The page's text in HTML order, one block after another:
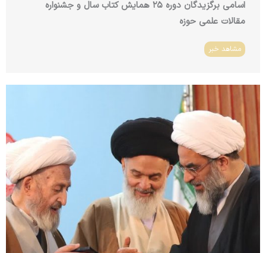
اسامی برگزیدگان دوره ۲۵ همایش کتاب سال و جشنواره
مقالات علمی حوزه
مشاهد خبر